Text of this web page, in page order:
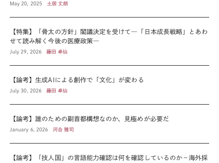
May 20, 2025 土居 丈朗
【特集】「骨太の方針」閣議決定を受けて―「日本成長戦略」とあわ
せて読み解く今後の医療政策―
July 29, 2026 藤田 卓仙
【論考】生成AIによる創作で「文化」が変わる
July 30, 2026 藤田 卓仙
【論考】誰のための副首都構想なのか、見極めが必要だ
January 6, 2026 河合 雅司
【論考】「技人国」の言語能力確認は何を確認しているのか－海外採